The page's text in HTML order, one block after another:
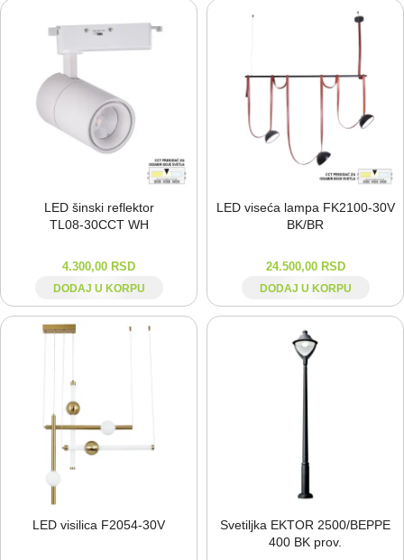
LED šinski reflektor
TL08-⁠30CCT WH
4.300,00 RSD
DODAJ U KORPU
LED viseća lampa FK2100-⁠30V
BK/BR
24.500,00 RSD
DODAJ U KORPU
LED visilica F2054-⁠30V
Svetiljka EKTOR 2500/BEPPE
400 BK prov.